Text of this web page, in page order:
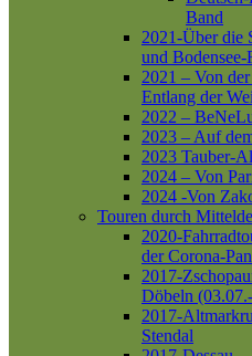
Band
2021-Über die
und Bodensee-
2021 – Von
Entlang der
2022 –
2023 – Auf
2023 Tauber-
2024 – Von
2024 -Von
Touren durch
2020-
der Corona-
2017-
Döbeln
2017-
Stendal